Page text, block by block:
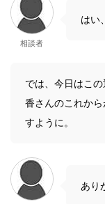
相談者
はい
では、今日はこ
香さんのこれか
すように。
あり